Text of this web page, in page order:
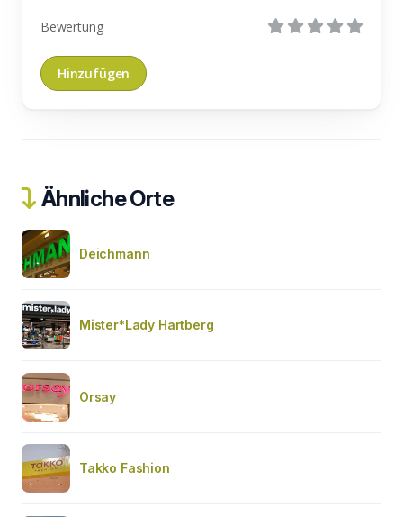
Bewertung
Ähnliche Orte
Deichmann
Mister*Lady Hartberg
Orsay
Takko Fashion